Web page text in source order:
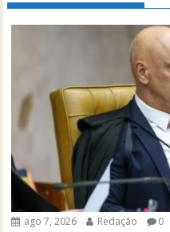
ago 7, 2026 Redação 0